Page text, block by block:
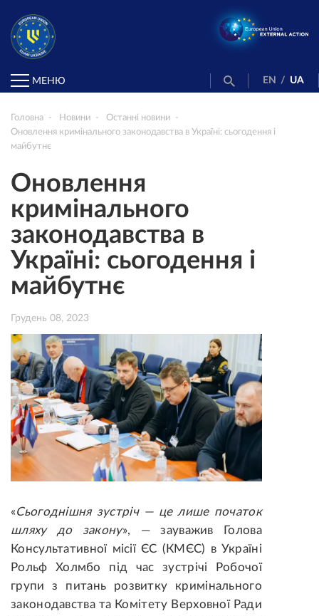
МЕНЮ EN / UA
Головна Новини
Останні новини
Оновлення кримінального законодавства в Україні: сьогодення і
майбутнє
Оновлення
кримінального
законодавства в
Україні: сьогодення і
майбутнє
Грудень 08, 2023
«Сьогоднішня зустріч — це лише початок
шляху до закону», — зауважив Голова
Консультативної місії ЄС (КМЄС) в Україні
Рольф Холмбо під час зустрічі Робочої
групи з питань розвитку кримінального
законодавства та Комітету Верховної Ради